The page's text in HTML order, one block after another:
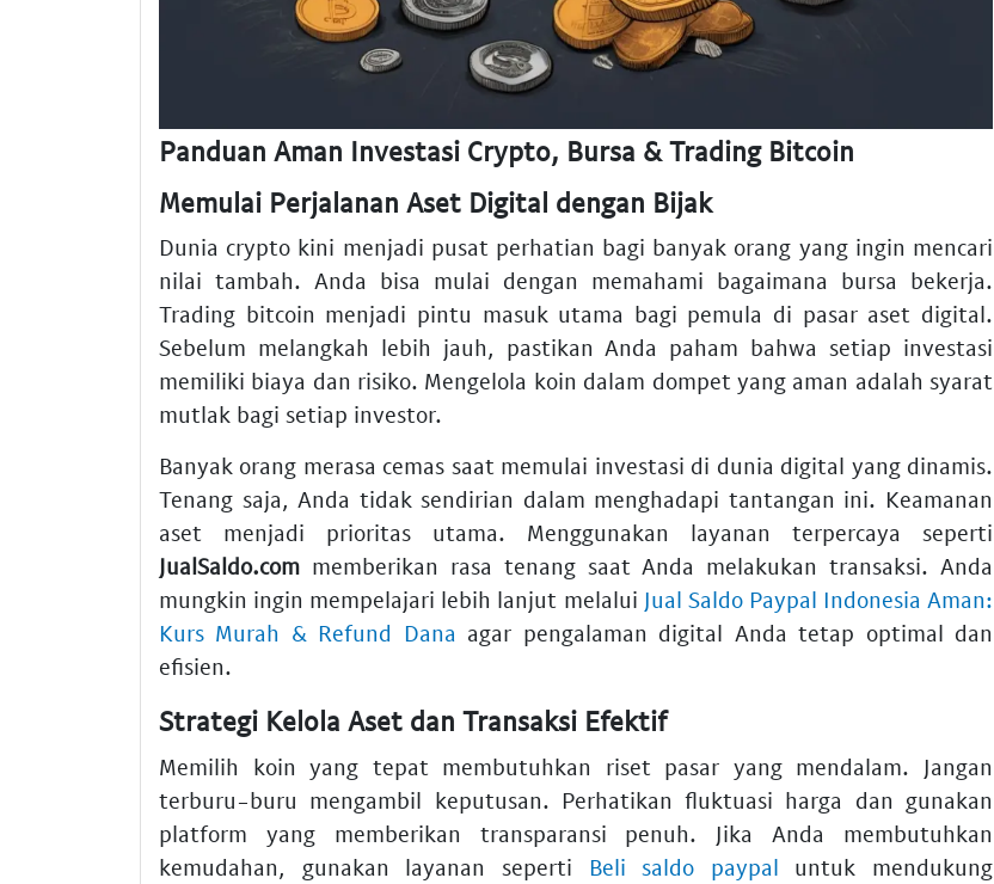
Panduan Aman Investasi Crypto, Bursa & Trading Bitcoin
Memulai Perjalanan Aset Digital dengan Bijak
Dunia crypto kini menjadi pusat perhatian bagi banyak orang yang ingin mencari
nilai tambah. Anda bisa mulai dengan memahami bagaimana bursa bekerja.
Trading bitcoin menjadi pintu masuk utama bagi pemula di pasar aset digital.
Sebelum melangkah lebih jauh, pastikan Anda paham bahwa setiap investasi
memiliki biaya dan risiko. Mengelola koin dalam dompet yang aman adalah syarat
mutlak bagi setiap investor.
Banyak orang merasa cemas saat memulai investasi di dunia digital yang dinamis.
Tenang saja, Anda tidak sendirian dalam menghadapi tantangan ini. Keamanan
aset menjadi prioritas utama. Menggunakan layanan terpercaya seperti
JualSaldo.com memberikan rasa tenang saat Anda melakukan transaksi. Anda
mungkin ingin mempelajari lebih lanjut melalui Jual Saldo Paypal Indonesia Aman:
Kurs Murah & Refund Dana agar pengalaman digital Anda tetap optimal dan
efisien.
Strategi Kelola Aset dan Transaksi Efektif
Memilih koin yang tepat membutuhkan riset pasar yang mendalam. Jangan
terburu-buru mengambil keputusan. Perhatikan fluktuasi harga dan gunakan
platform yang memberikan transparansi penuh. Jika Anda membutuhkan
kemudahan, gunakan layanan seperti Beli saldo paypal untuk mendukung